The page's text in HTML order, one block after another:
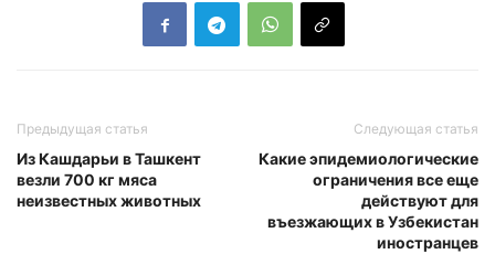
Предыдущая статья
Из Кашдарьи в Ташкент
везли 700 кг мяса
неизвестных животных
Следующая статья
Какие эпидемиологические
ограничения все еще
действуют для
въезжающих в Узбекистан
иностранцев